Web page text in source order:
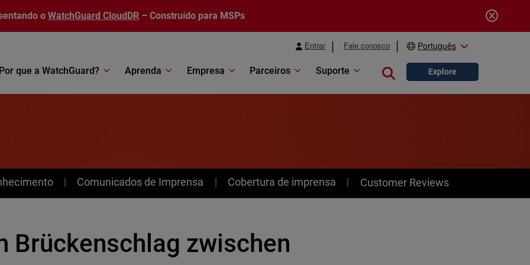
o WatchGuard CloudDR – Construído para MSPs
Entrar Fale conosco Português
Por que a WatchGuard? Aprenda Empresa Parceiros Suporte Close search
Explore
Comunicados de Imprensa Cobertura de imprensa Customer Reviews
Brückenschlag zwischen